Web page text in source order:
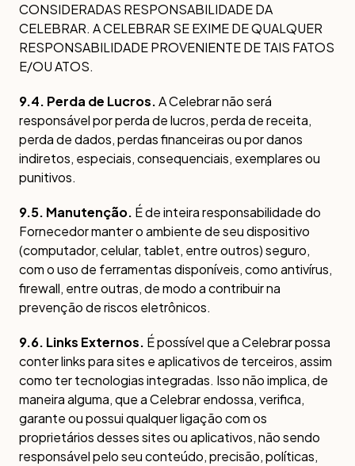
CONSIDERADAS RESPONSABILIDADE DA
CELEBRAR. A CELEBRAR SE EXIME DE QUALQUER
RESPONSABILIDADE PROVENIENTE DE TAIS FATOS
E/OU ATOS.
9.4. Perda de Lucros.A Celebrar não será
responsável por perda de lucros, perda de receita,
perda de dados, perdas financeiras ou por danos
indiretos, especiais, consequenciais, exemplares ou
punitivos.
9.5. Manutenção. É de inteira responsabilidade do
Fornecedor manter o ambiente de seu dispositivo
(computador, celular, tablet, entre outros) seguro,
com o uso de ferramentas disponíveis, como antivírus,
firewall, entre outras, de modo a contribuir na
prevenção de riscos eletrônicos.
9.6. Links Externos. É possível que a Celebrar possa
conter links para sites e aplicativos de terceiros, assim
como ter tecnologias integradas. Isso não implica, de
maneira alguma, que a Celebrar endossa, verifica,
garante ou possui qualquer ligação com os
proprietários desses sites ou aplicativos, não sendo
responsável pelo seu conteúdo, precisão, políticas,